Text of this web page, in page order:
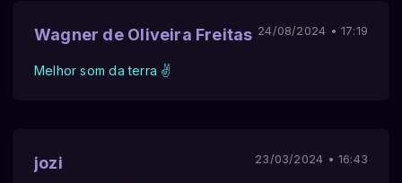
Wagner de Oliveira Freitas 24/08/2024 • 17:19
Melhor som da terra ✌️
jozi 23/03/2024 • 16:43